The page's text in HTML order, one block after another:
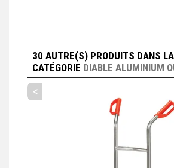
30 AUTRE(S) PRODUITS DANS LA
CATÉGORIE DIABLE ALUMINIUM
<